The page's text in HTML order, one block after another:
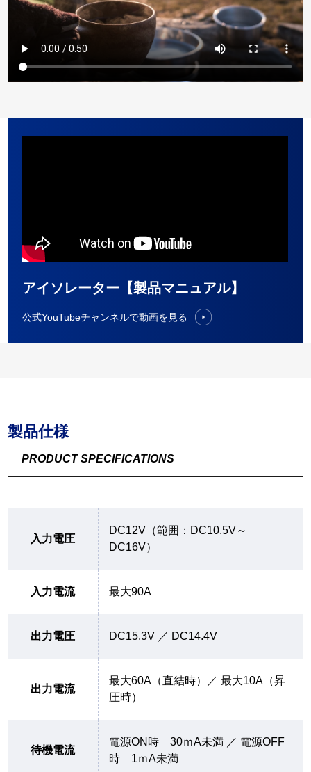
アイソレーター【製品マニュアル】
公式YouTubeチャンネルで動画を見る
製品仕様
PRODUCT SPECIFICATIONS
入力電圧
DC12V（範囲：DC10.5V～
DC16V）
入力電流 最大90A
出力電圧 DC15.3V ／ DC14.4V
出力電流
最大60A（直結時）／ 最大10A（昇
圧時）
待機電流
電源ON時 30ｍA未満 ／ 電源OFF
時 1ｍA未満